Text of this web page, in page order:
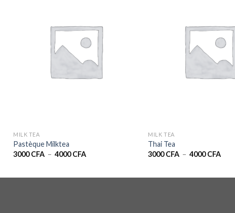
MILK TEA
Pastèque Milktea
3000CFA – 4000CFAPlage
MILK TEA
Thai Tea
3000CFA – 4000CFAPlage